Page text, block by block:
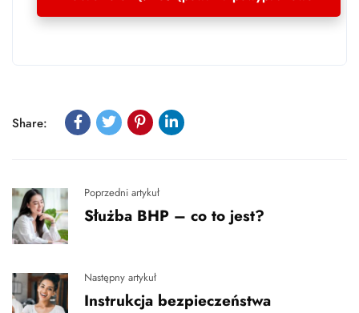
Share:
Poprzedni artykuł
Służba BHP – co to jest?
Następny artykuł
Instrukcja bezpieczeństwa